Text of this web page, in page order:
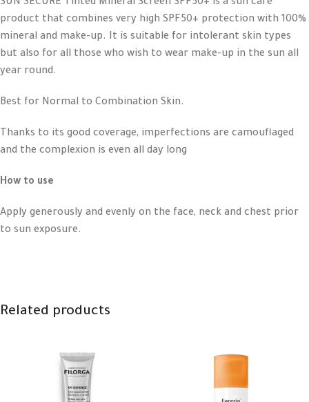
SUN SECURE Tinted Mineral Screen SPF50+ is a sun care
product that combines very high SPF50+ protection with 100%
mineral and make-up. It is suitable for intolerant skin types
but also for all those who wish to wear make-up in the sun all
year round.
Best for Normal to Combination Skin.
Thanks to its good coverage, imperfections are camouflaged
and the complexion is even all day long
How to use
Apply generously and evenly on the face, neck and chest prior
to sun exposure.
Related products